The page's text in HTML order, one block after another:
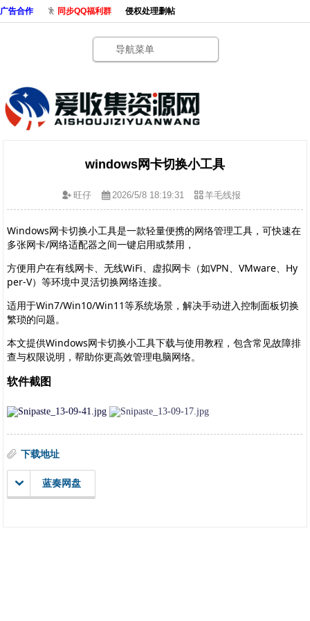
广告合作 同步QQ福利群 侵权处理删帖
导航菜单
windows网卡切换小工具
旺仔 2026/5/8 18:19:31 羊毛线报
Windows网卡切换小工具是一款轻量便携的网络管理工具，可快速在
多张网卡/网络适配器之间一键启用或禁用，
方便用户在有线网卡、无线WiFi、虚拟网卡（如VPN、VMware、Hy
per-V）等环境中灵活切换网络连接。
适用于Win7/Win10/Win11等系统场景，解决手动进入控制面板切换
繁琐的问题。
本文提供Windows网卡切换小工具下载与使用教程，包含常见故障排
查与权限说明，帮助你更高效管理电脑网络。
软件截图
下载地址
蓝奏网盘